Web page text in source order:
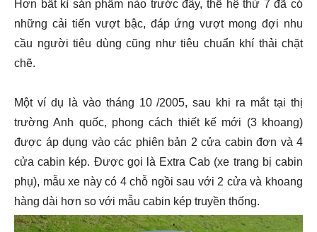
Hơn bất kì sản phẩm nào trước đây, thế hệ thứ 7 đã có
những cải tiến vượt bậc, đáp ứng vượt mong đợi nhu
cầu người tiêu dùng cũng như tiêu chuẩn khí thải chặt
chẽ.
Một ví dụ là vào tháng 10 /2005, sau khi ra mắt tại thị
trường Anh quốc, phong cách thiết kế mới (3 khoang)
được áp dụng vào các phiên bản 2 cửa cabin đơn và 4
cửa cabin kép. Được gọi là Extra Cab (xe trang bị cabin
phụ), mẫu xe này có 4 chỗ ngồi sau với 2 cửa và khoang
hàng dài hơn so với mẫu cabin kép truyền thống.